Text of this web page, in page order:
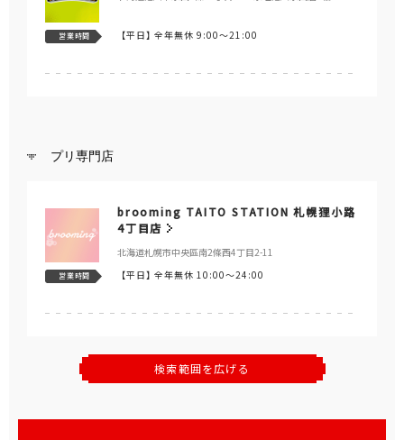
営業時間 【平日】全年無休 9:00～21:00
プリ専門店
brooming TAITO STATION 札幌狸小路
4丁目店
北海道札幌市中央區南2條西4丁目2-11
営業時間 【平日】全年無休 10:00～24:00
検索範囲を広げる